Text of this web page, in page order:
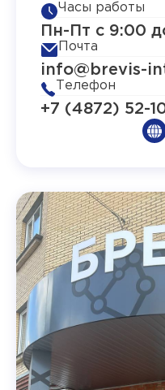
Часы работы
Пн-Пт с 9:00
Почта
info@brevis-
Телефон
+7 (4872) 52-